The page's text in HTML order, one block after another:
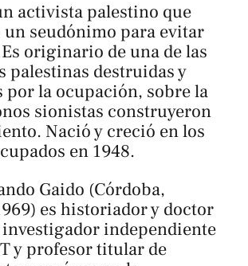
activista palestino que
un seudónimo para evitar
originario de una de las
palestinas destruidas y
por la ocupación, sobre la
sionistas construyeron
Nació y creció en los
en 1948.
Gaido (Córdoba,
es historiador y doctor
independiente
y profesor titular de